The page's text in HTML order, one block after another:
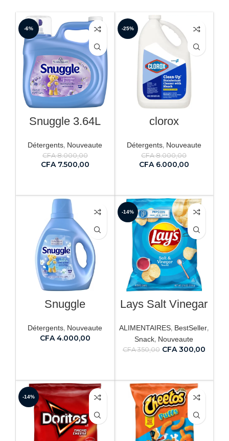
-6%
Snuggle 3.64L
Détergents, Nouveaute
CFA8.000,00
CFA7.500,00
-25%
clorox
Détergents, Nouveaute
CFA8.000,00
CFA6.000,00
Snuggle
Détergents, Nouveaute
CFA4.000,00
-14%
Lays Salt Vinegar
ALIMENTAIRES, BestSeller,
Snack, Nouveaute
CFA350,00 CFA300,00
-14%